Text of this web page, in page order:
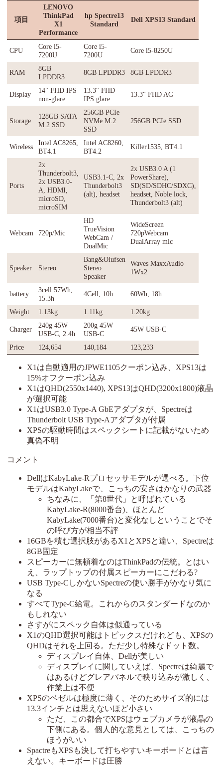
項目
LENOVO
ThinkPad
X1
Performance
hp Spectre13
Standard
Dell XPS13 Standard
CPU
Core i5-
7200U
Core i5-
7200U
Core i5-8250U
RAM
8GB
LPDDR3
8GB LPDDR3 8GB LPDDR3
Display
14" FHD IPS
non-glare
13.3" FHD
IPS glare
13.3" FHD AG
Storage
128GB SATA
M.2 SSD
256GB PCIe
NVMe M.2
SSD
256GB PCIe SSD
Wireless
Intel AC8265,
BT4.1
Intel AC8260,
BT4.2
Killer1535, BT4.1
Ports
2x
Thunderbolt3,
2x USB3.0-
A, HDMI,
microSD,
microSIM
USB3.1-C, 2x
Thunderbolt3
(alt), headset
2x USB3.0 A (1
PowerShare),
SD(SD/SDHC/SDXC),
headset, Noble lock,
Thunderbolt3 (alt)
Webcam 720p/Mic
HD
TrueVision
WebCam /
DualMic
WideScreen
720pWebcam
DualArray mic
Speaker Stereo
Bang&Olufsen
Stereo
Speaker
Waves MaxxAudio
1Wx2
battery
3cell 57Wh,
15.3h
4Cell, 10h 60Wh, 18h
Weight 1.13kg 1.11kg 1.20kg
Charger
240g 45W
USB-C, 2.4h
200g 45W
USB-C
45W USB-C
Price 124,654 140,184 123,233
X1は自動適用のJPWE1105クーポン込み、XPS13は
15%オフクーポン込み
X1はQHD(2550x1440), XPS13はQHD(3200x1800)液晶
が選択可能
X1はUSB3.0 Type-A GbEアダプタが、Spectreは
Thunderbolt USB Type-Aアダプタが付属
XPSの駆動時間はスペックシートに記載がないため
真偽不明
コメント
DellはKabyLake-Rプロセッサモデルが選べる。下位
モデルはKabyLakeで、こっちの安さはかなりの武器
ちなみに、「第8世代」と呼ばれている
KabyLake-R(8000番台)、ほとんど
KabyLake(7000番台)と変化なしということでそ
の呼び方が相当不評
16GBを積む選択肢があるX1とXPSと違い、Spectreは
8GB固定
スピーカーに無頓着なのはThinkPadの伝統。とはい
え、ラップトップの付属スピーカーにこだわる?
USB Type-CしかないSpectreの使い勝手がかなり気に
なる
すべてType-C給電。これからのスタンダードなのか
もしれない
さすがにスペック自体は似通っている
X1のQHD選択可能はトピックスだけれども、XPSの
QHDはそれを上回る。ただ少し特殊なドット数。
ディスプレイ自体、Dellが美しい
ディスプレイに関していえば、Spectreは綺麗で
はあるけどグレアパネルで映り込みが激しく、
作業上は不便
XPSのベゼルは極度に薄く、そのためサイズ的には
13.3インチとは思えないほど小さい
ただ、この都合でXPSはウェブカメラが液晶の
下側にある。個人的な意見としては、こっちの
ほうがいい
SpactreもXPSも決して打ちやすいキーボードとは言
えない。キーボードは圧勝